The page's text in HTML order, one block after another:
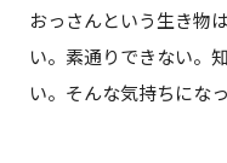
おっさんという生き物
い。素通りできない。
い。そんな気持ちになっ